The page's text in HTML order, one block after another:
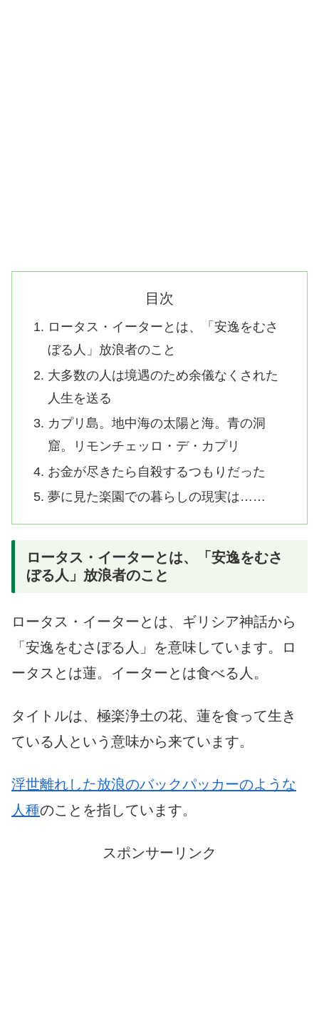
目次
ロータス・イーターとは、「安逸をむさ
ぼる人」放浪者のこと
大多数の人は境遇のため余儀なくされた
人生を送る
カプリ島。地中海の太陽と海。青の洞
窟。リモンチェッロ・デ・カプリ
お金が尽きたら自殺するつもりだった
夢に見た楽園での暮らしの現実は……
ロータス・イーターとは、「安逸をむさ
ぼる人」放浪者のこと
ロータス・イーターとは、ギリシア神話から
「安逸をむさぼる人」を意味しています。ロ
ータスとは蓮。イーターとは食べる人。
タイトルは、極楽浄土の花、蓮を食って生き
ている人という意味から来ています。
浮世離れした放浪のバックパッカーのような
人種のことを指しています。
スポンサーリンク